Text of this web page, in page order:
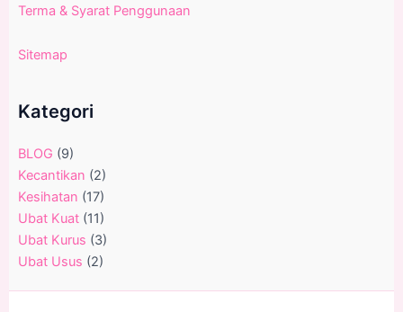
Terma & Syarat Penggunaan
Sitemap
Kategori
BLOG (9)
Kecantikan (2)
Kesihatan (17)
Ubat Kuat (11)
Ubat Kurus (3)
Ubat Usus (2)